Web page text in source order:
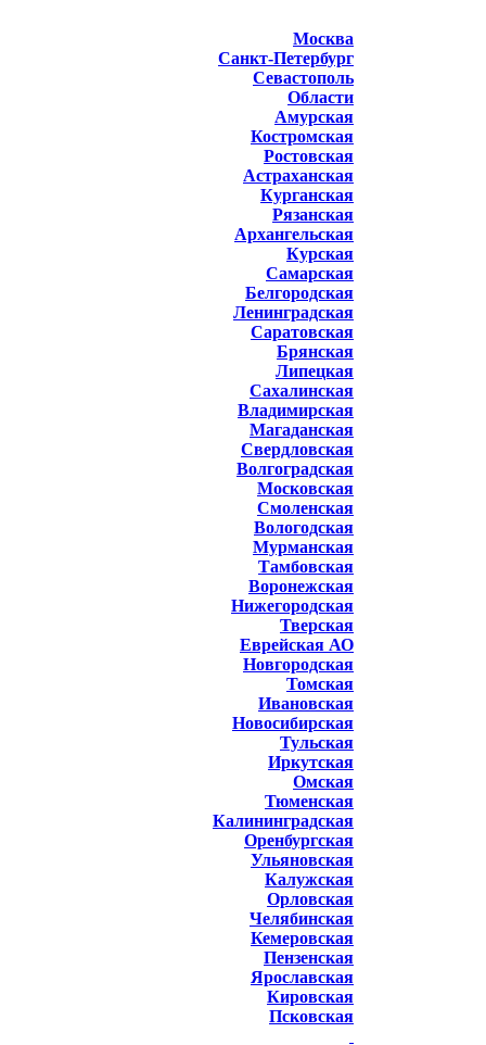
Москва
Санкт-Петербург
Севастополь
Области
Амурская
Костромская
Ростовская
Астраханская
Курганская
Рязанская
Архангельская
Курская
Самарская
Белгородская
Ленинградская
Саратовская
Брянская
Липецкая
Сахалинская
Владимирская
Магаданская
Свердловская
Волгоградская
Московская
Смоленская
Вологодская
Мурманская
Тамбовская
Воронежская
Нижегородская
Тверская
Еврейская АО
Новгородская
Томская
Ивановская
Новосибирская
Тульская
Иркутская
Омская
Тюменская
Калининградская
Оренбургская
Ульяновская
Калужская
Орловская
Челябинская
Кемеровская
Пензенская
Ярославская
Кировская
Псковская